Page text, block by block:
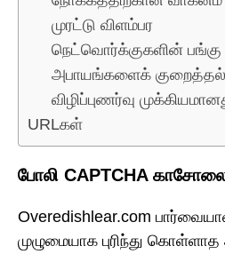
முரட்டு விளம்பர
நெட்வொர்க்குகளின் பங்கு
அபாயங்களைக்
விழிப்புணர்வு
URLகள்
போலி CAPTCHA
Overedishlear.com
முழுமையாக புரிந்து